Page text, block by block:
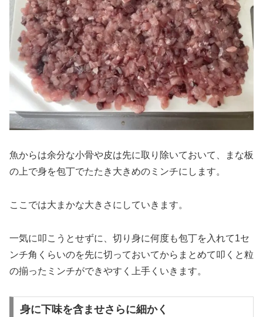
魚からは余分な小骨や皮は先に取り除いておいて、まな板
の上で身を包丁でたたき大きめのミンチにします。
ここでは大まかな大きさにしていきます。
一気に叩こうとせずに、切り身に何度も包丁を入れて1セ
ンチ角くらいのを先に切っておいてからまとめて叩くと粒
の揃ったミンチができやすく上手くいきます。
身に下味を含ませさらに細かく